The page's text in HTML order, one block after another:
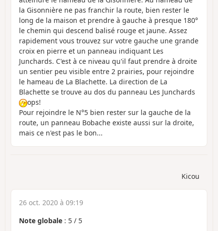
la Gisonnière ne pas franchir la route, bien rester le
long de la maison et prendre à gauche à presque 180°
le chemin qui descend balisé rouge et jaune. Assez
rapidement vous trouvez sur votre gauche une grande
croix en pierre et un panneau indiquant Les
Junchards. C'est à ce niveau qu'il faut prendre à droite
un sentier peu visible entre 2 prairies, pour rejoindre
le hameau de La Blachette. La direction de La
Blachette se trouve au dos du panneau Les Junchards
ops!
Pour rejoindre le N°5 bien rester sur la gauche de la
route, un panneau Bobache existe aussi sur la droite,
mais ce n'est pas le bon...
Kicou
26 oct. 2020 à 09:19
Note globale : 5 / 5